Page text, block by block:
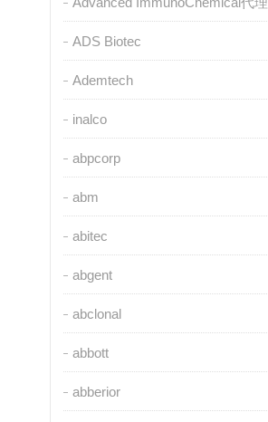
ADS Biotec
Ademtech
inalco
abpcorp
abm
abitec
abgent
abclonal
abbott
abberior